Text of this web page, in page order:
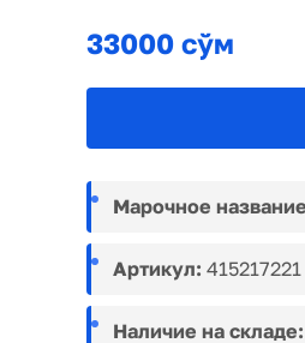
33000 сўм
Марочное
Артикул: 415217221
Наличие на складе: